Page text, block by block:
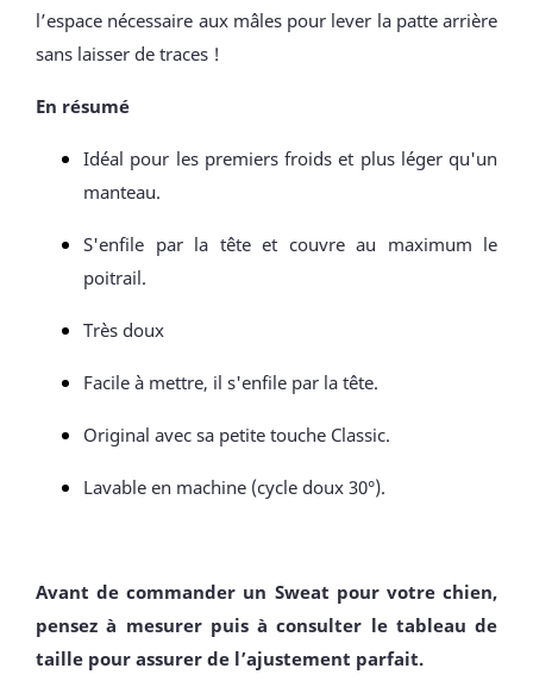
l’espace nécessaire aux mâles pour lever la patte arrière
sans laisser de traces !
En résumé
Idéal pour les premiers froids et plus léger qu'un
manteau.
S'enfile par la tête et couvre au maximum le
poitrail.
Très doux
Facile à mettre, il s'enfile par la tête.
Original avec sa petite touche Classic.
Lavable en machine (cycle doux 30°).
Avant de commander un Sweat pour votre chien,
pensez à mesurer puis à consulter le tableau de
taille pour assurer de l’ajustement parfait.